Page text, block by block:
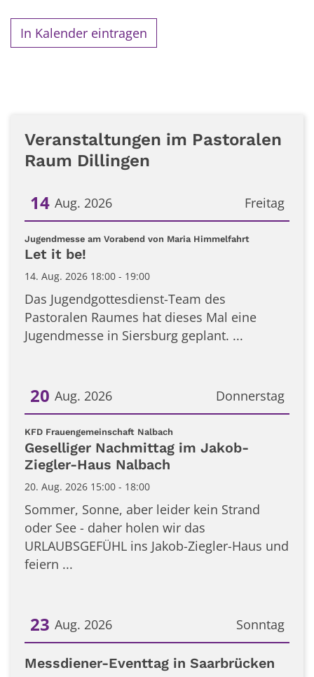
In Kalender eintragen
Veranstaltungen im Pastoralen
Raum Dillingen
Freitag
14 Aug. 2026
Datum: 14. August 2026
Jugendmesse am Vorabend von Maria Himmelfahrt:
Let it be!
14. Aug. 2026 18:00 - 19:00
Das Jugendgottesdienst-Team des
Pastoralen Raumes hat dieses Mal eine
Jugendmesse in Siersburg geplant. ...
Donnerstag
20 Aug. 2026
Datum: 20. August 2026
KFD Frauengemeinschaft Nalbach
Geselliger Nachmittag im Jakob-
Ziegler-Haus Nalbach
20. Aug. 2026 15:00 - 18:00
Sommer, Sonne, aber leider kein Strand
oder See - daher holen wir das
URLAUBSGEFÜHL ins Jakob-Ziegler-Haus und
feiern ...
Sonntag
23 Aug. 2026
Datum: 23. August 2026
Messdiener-Eventtag in Saarbrücken